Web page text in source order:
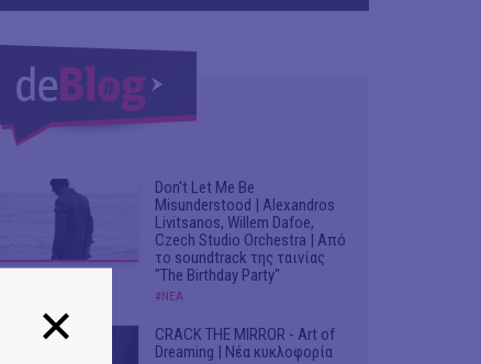
Don't Let Me Be
Misunderstood | Alexandros
Livitsanos, Willem Dafoe,
Czech Studio Orchestra | Από
το soundtrack της ταινίας
"The Birthday Party"
#ΝΕΑ
CRACK THE MIRROR - Art of
Dreaming | Νέα κυκλοφορία